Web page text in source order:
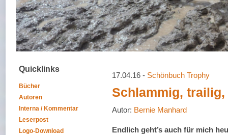
Quicklinks
Bücher
Autoren
Interna / Kommentar
Leserpost
Logo-Download
17.04.16 - Schönbuch Trophy
Schlammig,
Autor: Bernie Manhard
Endlich geht’s auch für mich